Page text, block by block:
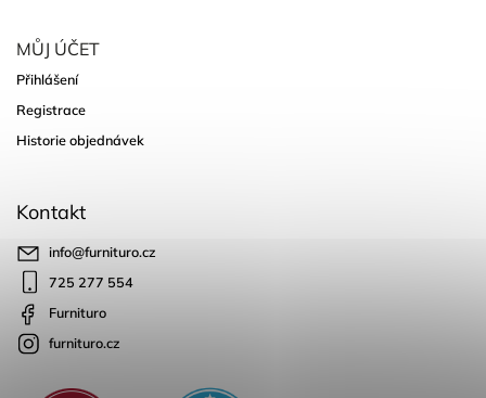
MŮJ ÚČET
Přihlášení
Registrace
Historie objednávek
Kontakt
info@furnituro.cz
725 277 554
Furnituro
furnituro.cz